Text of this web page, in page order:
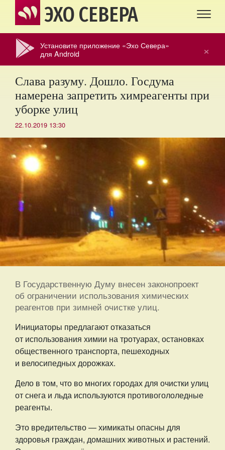
ЭХО СЕВЕРА
×
Установите приложение «Эхо Севера»
для Android
Слава разуму. Дошло. Госдума
намерена запретить химреагенты при
уборке улиц
22.10.2019 13:30
В Государственную Думу внесен законопроект
об ограничении использования химических
реагентов при зимней очистке улиц.
Инициаторы предлагают отказаться
от использования химии на тротуарах, остановках
общественного транспорта, пешеходных
и велосипедных дорожках.
Дело в том, что во многих городах для очистки улиц
от снега и льда используются противогололедные
реагенты.
Это вредительство — химикаты опасны для
здоровья граждан, домашних животных и растений.